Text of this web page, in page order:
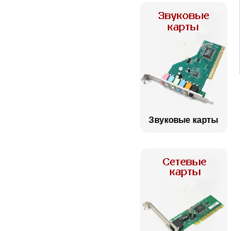
Звуковые карты